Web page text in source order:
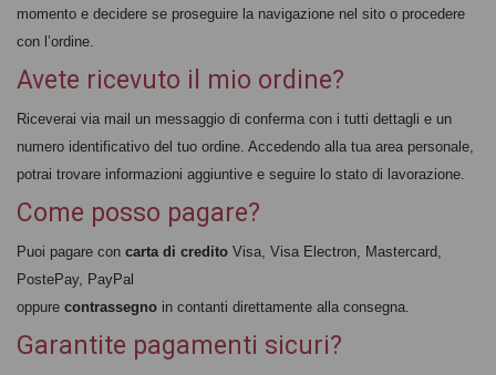
momento e decidere se proseguire la navigazione nel sito o procedere
con l’ordine.
Avete ricevuto il mio ordine?
Riceverai via mail un messaggio di conferma con i tutti dettagli e un
numero identificativo del tuo ordine. Accedendo alla tua area personale,
potrai trovare informazioni aggiuntive e seguire lo stato di lavorazione.
Come posso pagare?
Puoi pagare con carta di credito Visa, Visa Electron, Mastercard,
PostePay, PayPal
oppure contrassegno in contanti direttamente alla consegna.
Garantite pagamenti sicuri?